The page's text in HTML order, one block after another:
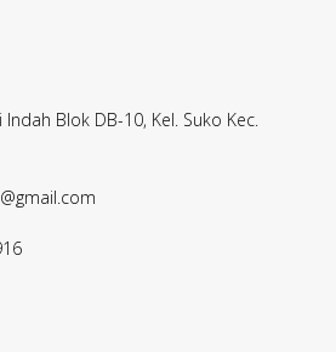
Blok DB-10, Kel. Suko Kec.